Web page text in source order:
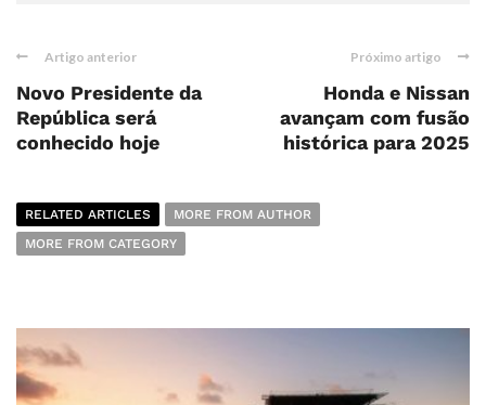
Artigo anterior
Novo Presidente da
República será
conhecido hoje
Próximo artigo
Honda e Nissan
avançam com fusão
histórica para 2025
RELATED ARTICLES
MORE FROM AUTHOR
MORE FROM CATEGORY